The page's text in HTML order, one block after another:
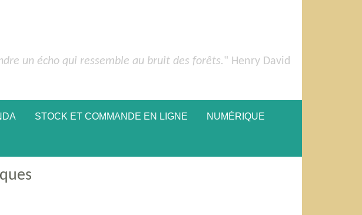
un écho qui ressemble au bruit des forêts. " Henry David
STOCK ET COMMANDE EN LIGNE NUMÉRIQUE